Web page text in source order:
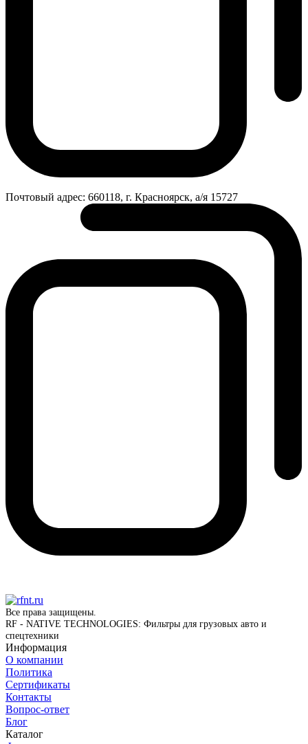
Почтовый адрес: 660118, г. Красноярск, а/я 15727
Все права защищены.
RF - NATIVE TECHNOLOGIES: Фильтры для грузовых авто и
спецтехники
Информация
О компании
Политика
Сертификаты
Контакты
Вопрос-ответ
Блог
Каталог